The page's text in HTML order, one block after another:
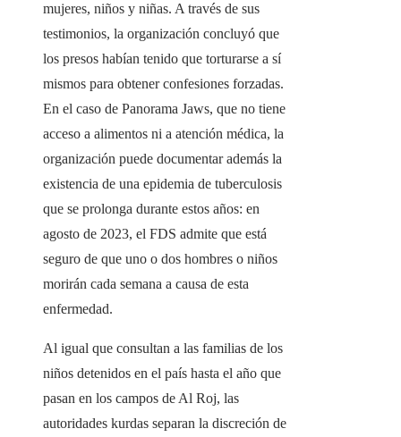
mujeres, niños y niñas. A través de sus
testimonios, la organización concluyó que
los presos habían tenido que torturarse a sí
mismos para obtener confesiones forzadas.
En el caso de Panorama Jaws, que no tiene
acceso a alimentos ni a atención médica, la
organización puede documentar además la
existencia de una epidemia de tuberculosis
que se prolonga durante estos años: en
agosto de 2023, el FDS admite que está
seguro de que uno o dos hombres o niños
morirán cada semana a causa de esta
enfermedad.
Al igual que consultan a las familias de los
niños detenidos en el país hasta el año que
pasan en los campos de Al Roj, las
autoridades kurdas separan la discreción de